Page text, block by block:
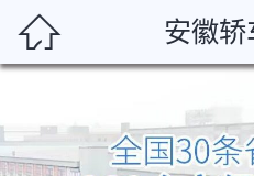
 安徽轿